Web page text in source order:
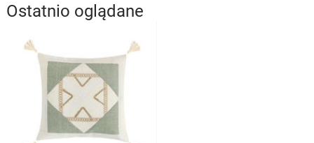
Ostatnio oglądane